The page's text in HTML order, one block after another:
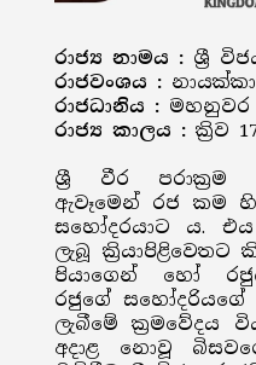
රාජ්‍ය නාමය : ශ්‍රී
රාජවංශය :
රාජධානිය : මහනුවර
රාජ්‍ය කාලය : ක්‍රිව
ශ්‍රී වීර පරාක්‍රම
ඇවෑමෙන් රජ කම
සහෝදරයාට ය.
ලැබූ
පියාගෙන් හෝ
රජුගේ සහෝදරියගේ
ලැබීමේ ක්‍රමවේදය
අදාළ නොවූ